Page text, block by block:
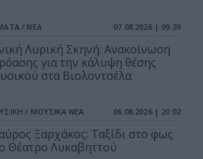
/ ΝΕΑ 07.08.2026 | 09.39
Λυρική Σκηνή: Ανακοίνωση
για την κάλυψη θέσης
στα Βιολοντσέλα
/ ΜΟΥΣΙΚΑ ΝΕΑ 06.08.2026 | 20.02
Ξαρχάκος: Ταξίδι στο φως
Θέατρο Λυκαβηττού